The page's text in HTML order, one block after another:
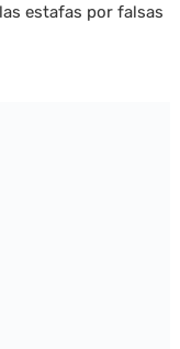
estafas por falsas